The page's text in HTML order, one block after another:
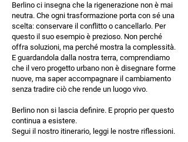
Berlino ci insegna che la rigenerazione non è mai
neutra. Che ogni trasformazione porta con sé una
scelta: conservare il conflitto o cancellarlo. Per
questo il suo esempio è prezioso. Non perché
offra soluzioni, ma perché mostra la complessità.
E guardandola dalla nostra terra, comprendiamo
che il vero progetto urbano non è disegnare forme
nuove, ma saper accompagnare il cambiamento
senza tradire ciò che rende un luogo vivo.
Berlino non si lascia definire. E proprio per questo
continua a esistere.
Segui il nostro itinerario, leggi le nostre riflessioni.